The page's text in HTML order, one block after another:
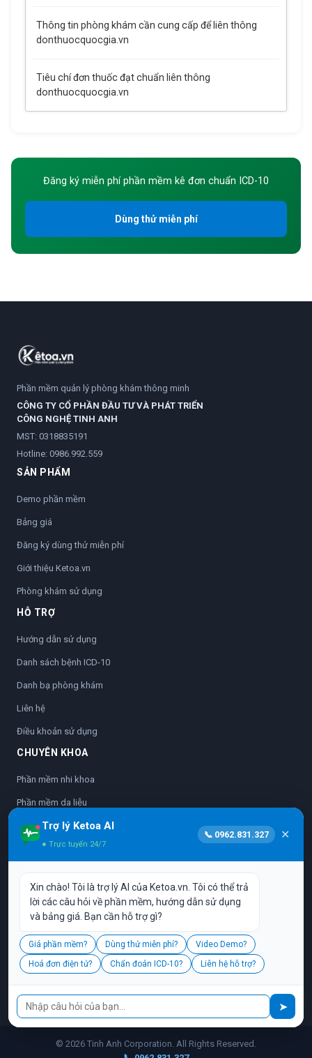
Thông tin phòng khám cần cung cấp để liên thông
donthuocquocgia.vn
Tiêu chí đơn thuốc đạt chuẩn liên thông
donthuocquocgia.vn
Đăng ký miễn phí phần mềm kê đơn chuẩn ICD-10
Dùng thử miễn phí
Phần mềm quản lý phòng khám thông minh
CÔNG TY CỔ PHẦN ĐẦU TƯ VÀ PHÁT TRIỂN
CÔNG NGHỆ TINH ANH
MST: 0318835191
Hotline: 0986.992.559
SẢN PHẨM
Demo phần mềm
Bảng giá
Đăng ký dùng thử miễn phí
Giới thiệu Ketoa.vn
Phòng khám sử dụng
HỖ TRỢ
Hướng dẫn sử dụng
Danh sách bệnh ICD-10
Danh bạ phòng khám
Liên hệ
Điều khoản sử dụng
CHUYÊN KHOA
Phần mềm nhi khoa
Phần mềm da liễu
Phần mềm nhãn khoa
Phần mềm sản phụ khoa
Phần mềm y học cổ truyền
Vận hành bởi:CÔNG TY TNHH PHẦN MỀM TINH ANH
L17-11, Tầng 17, Tòa nhà Vincom Center, 72 Lê Thánh Tôn, P. Bến
Nghé, Q. 1, TP. HCM
© 2026 Tinh Anh Corporation. All Rights Reserved.
📞
Trợ lý Ketoa AI
● Trực tuyến 24/7
📞 0962.831.327 ✕
Xin chào! Tôi là trợ lý AI của Ketoa.vn. Tôi có thể trả
lời các câu hỏi về phần mềm, hướng dẫn sử dụng
và bảng giá. Bạn cần hỗ trợ gì?
Giá phần mềm? Dùng thử miễn phí?
Video Demo?
Hoá đơn điện tử?
Chẩn đoán ICD-10? Liên hệ hỗ trợ?
➤